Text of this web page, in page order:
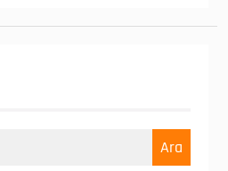
Ara